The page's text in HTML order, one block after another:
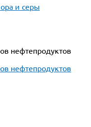
и серы
нефтепродуктов
нефтепродуктов